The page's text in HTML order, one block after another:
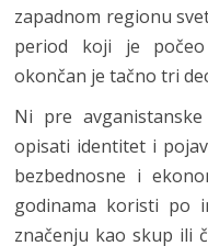
zapadnom regionu
period koji je
okončan je tačno tri
Ni pre
opisati identitet i
bezbednosne i
godinama koristi po
značenju kao skup ili